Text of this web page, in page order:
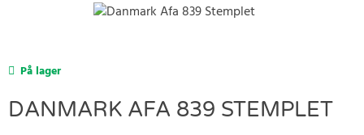
På lager
DANMARK AFA 839 STEMPLET